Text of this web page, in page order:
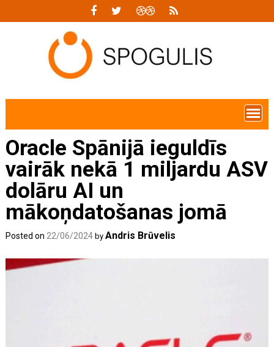
Oracle Spānijā ieguldīs
vairāk nekā 1 miljardu ASV
dolāru AI un
mākoņdatošanas jomā
Posted on 22/06/2024 byAndris Brūvelis